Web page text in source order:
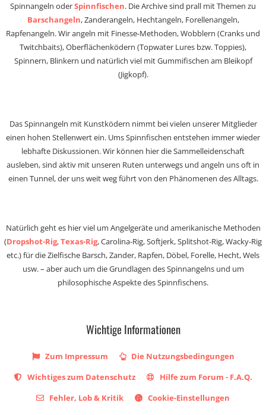
Spinnangeln oderSpinnfischen. Die Archive sind prall mit Themen zu
Barschangeln, Zanderangeln, Hechtangeln, Forellenangeln,
Rapfenangeln. Wir angeln mit Finesse-Methoden, Wobblern (Cranks und
Twitchbaits), Oberflächenködern (Topwater Lures bzw. Toppies),
Spinnern, Blinkern und natürlich viel mit Gummifischen am Bleikopf
(Jigkopf).
Das Spinnangeln mit Kunstködern nimmt bei vielen unserer Mitglieder
einen hohen Stellenwert ein. Ums Spinnfischen entstehen immer wieder
lebhafte Diskussionen. Wir können hier die Sammelleidenschaft
ausleben, sind aktiv mit unseren Ruten unterwegs und angeln uns oft in
einen Tunnel, der uns weit weg führt von den Phänomenen des Alltags.
Natürlich geht es hier viel um Angelgeräte und amerikanische Methoden
(Dropshot-Rig,Texas-Rig, Carolina-Rig, Softjerk, Splitshot-Rig, Wacky-Rig
etc.) für die Zielfische Barsch, Zander, Rapfen, Döbel, Forelle, Hecht, Wels
usw. – aber auch um die Grundlagen des Spinnangelns und um
philosophische Aspekte des Spinnfischens.
Wichtige Informationen
Zum Impressum
Die Nutzungsbedingungen
Wichtiges zum Datenschutz
Hilfe zum Forum - F.A.Q.
Fehler, Lob & Kritik
Cookie-Einstellungen